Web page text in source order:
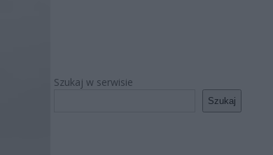
Szukaj w serwisie
Szukaj